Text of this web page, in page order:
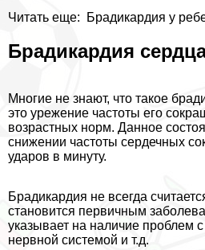
Читать еще:
Брадикардия у
Брадикардия
Многие не знают, что такое
это урежение частоты его
возрастных норм. Данное
снижении частоты сердечных
ударов в минуту.
Брадикардия не всегда
становится первичным
указывает на наличие проблем
нервной системой и т.д.